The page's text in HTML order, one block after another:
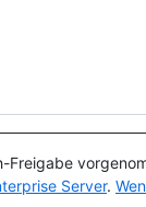
Freigabe
Server.